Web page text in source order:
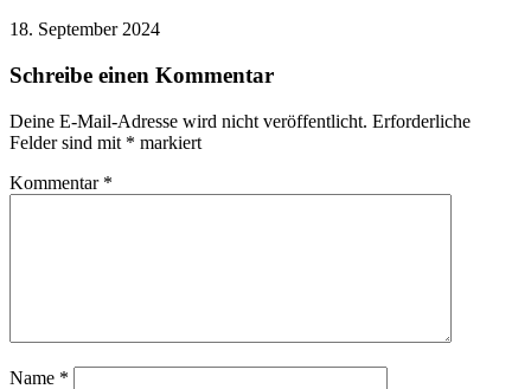
18. September 2024
Schreibe einen Kommentar
Deine E-Mail-Adresse wird nicht veröffentlicht. Erforderliche
Felder sind mit * markiert
Kommentar *
Name *